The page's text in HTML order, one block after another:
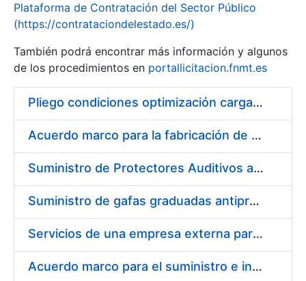
Show/Hide
Plataforma de Contratación del Sector Público
(https://contrataciondelestado.es/)
También podrá encontrar más información y algunos
de los procedimientos en portallicitacion.fnmt.es
Pliego condiciones optimización cargas compras firmado
Acuerdo marco para la fabricación de piezas
Suministro de Protectores Auditivos a medida para las personas trabajadoras de los Centros de Trabajo de Madrid y Burgos
Suministro de gafas graduadas antiproyecciones para los trabajadores de la FNMT-RCM en los centros de trabajo de Madrid y Burgos
Servicios de una empresa externa para el asesoramiento y resolución de los recursos de alzada que se presentan relacionados con procesos de selección para la FNMT-RCM
Acuerdo marco para el suministro e instalación de persianas, estores y otros complementos